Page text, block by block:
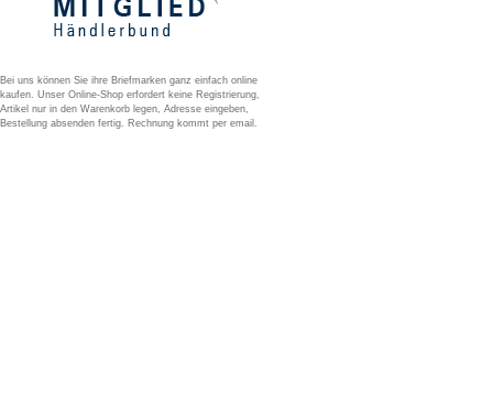
Bei uns können Sie ihre Briefmarken ganz einfach online
kaufen. Unser Online-Shop erfordert keine Registrierung,
Artikel nur in den Warenkorb legen, Adresse eingeben,
Bestellung absenden fertig. Rechnung kommt per email.